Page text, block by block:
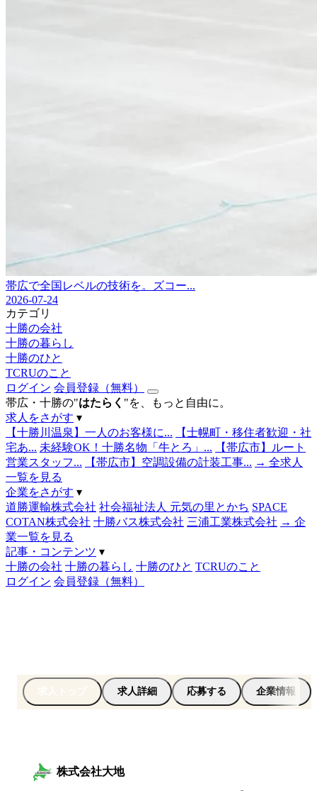
帯広で全国レベルの技術を。ズコー...
2026-07-24
カテゴリ
十勝の会社
十勝の暮らし
十勝のひと
TCRUのこと
ログイン 会員登録（無料）
帯広・十勝の"はたらく "を、もっと自由に。
求人をさがす ▾
【十勝川温泉】一人のお客様に...
【士幌町・移住者歓迎・社
宅あ... 未経験OK！十勝名物「牛とろ」...
【帯広市】ルート
営業スタッフ...
【帯広市】空調設備の計装工事... → 全求人
一覧を見る
企業をさがす ▾
道勝運輸株式会社 社会福祉法人 元気の里とかち SPACE
COTAN株式会社 十勝バス株式会社 三浦工業株式会社 → 企
業一覧を見る
記事・コンテンツ ▾
十勝の会社 十勝の暮らし 十勝のひと TCRUのこと
ログイン 会員登録（無料）
求人詳細 応募する 企業情報
株式会社大地